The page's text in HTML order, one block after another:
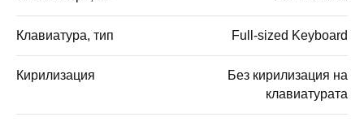
Клавиатура, тип Full-sized Keyboard
Кирилизация
Без кирилизация на
клавиатурата